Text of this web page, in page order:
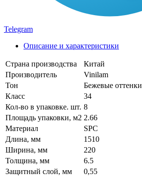
Telegram
Описание и характеристики
Страна производства
Китай
Производитель
Vinilam
Тон
Бежевые оттенки
Класс
34
Кол-во в упаковке. шт. 8
Площадь упаковки, м2 2.66
Материал
SPC
Длина, мм
1510
Ширина, мм
220
Толщина, мм
6.5
Защитный слой, мм
0,55